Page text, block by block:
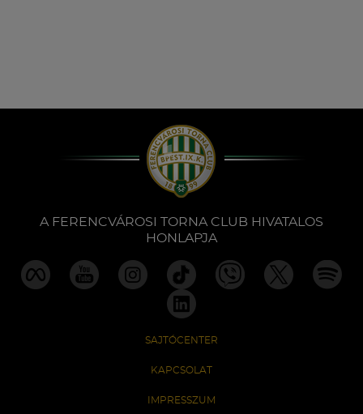
A FERENCVÁROSI TORNA CLUB HIVATALOS
HONLAPJA
SAJTÓCENTER
KAPCSOLAT
IMPRESSZUM